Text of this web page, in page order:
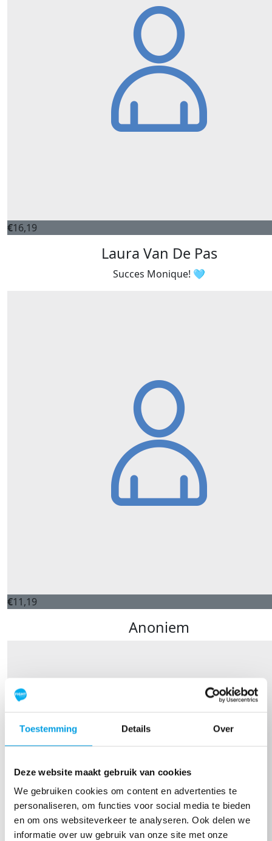
Toestemming Details Over
Deze website maakt gebruik van cookies
We gebruiken cookies om content en advertenties te
personaliseren, om functies voor social media te bieden
en om ons websiteverkeer te analyseren. Ook delen we
informatie over uw gebruik van onze site met onze
€16,19
Laura Van De Pas
Succes Monique! 🩵
€11,19
Anoniem